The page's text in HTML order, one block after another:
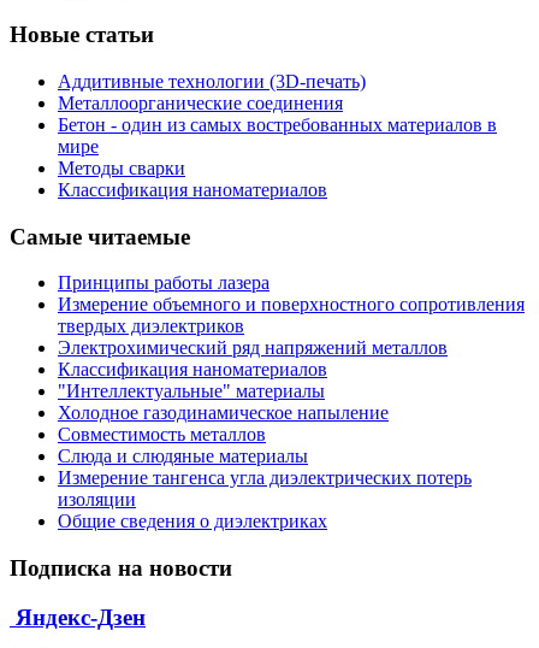
Новые статьи
Аддитивные технологии (3D-печать)
Металлоорганические соединения
Бетон - один из самых востребованных материалов в
мире
Методы сварки
Классификация наноматериалов
Самые читаемые
Принципы работы лазера
Измерение объемного и поверхностного сопротивления
твердых диэлектриков
Электрохимический ряд напряжений металлов
Классификация наноматериалов
"Интеллектуальные" материалы
Холодное газодинамическое напыление
Совместимость металлов
Слюда и слюдяные материалы
Измерение тангенса угла диэлектрических потерь
изоляции
Общие сведения о диэлектриках
Подписка на новости
Яндекс-Дзен